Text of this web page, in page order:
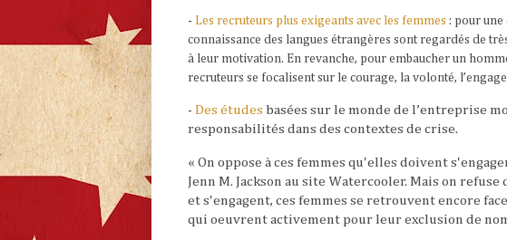
- Les recruteurs plus exigeants avec les femmes : pour une
connaissance des langues étrangères sont regardés de
à leur motivation. En revanche, pour embaucher un
recruteurs se focalisent sur le courage, la volonté,
- Des études basées sur le monde de l’entreprise
responsabilités dans des contextes de crise.
« On oppose à ces femmes qu'elles doivent
Jenn M. Jackson au site Watercooler. Mais on
et s'engagent, ces femmes se retrouvent encore
qui oeuvrent activement pour leur exclusion de